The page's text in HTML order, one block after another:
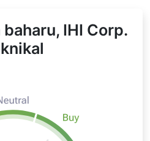
IHI Corp.